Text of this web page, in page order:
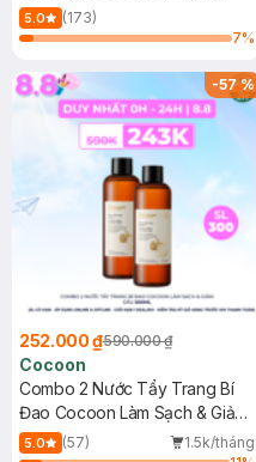
150ml
5.0
(173)
7%
-57%
252.000 ₫590.000 ₫
Cocoon
Combo 2 Nước Tẩy Trang Bí
Đao Cocoon Làm Sạch & Giảm
Dầu 500ml
5.0 (57)
1.5k/tháng